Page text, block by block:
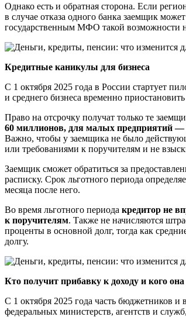
Однако есть и обратная сторона. Если
в случае отказа одного банка заемщик
государственным МФО такой возможности
Кредитные каникулы для бизнеса
С 1 октября 2025 года в России стартует
и среднего бизнеса временно
Право на отсрочку получат только те
60 миллионов, для малых предприятий —
Важно, чтобы у заемщика не было
или требованиями к поручителям и не
Заемщик сможет обратиться за
расписку. Срок льготного периода
месяца после него.
Во время льготного периода кредитор не
к поручителям. Также не начисляются
проценты в основной долг, тогда как
долгу.
Кто получит прибавку к доходу и кого она
С 1 октября 2025 года часть бюджетников и
федеральных министерств, агентств и